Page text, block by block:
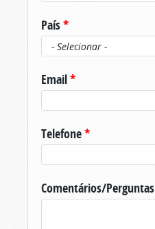
País*
Email*
Telefone*
Comentários/Perguntas